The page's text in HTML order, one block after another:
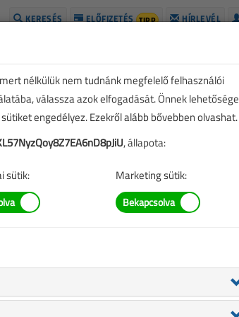
HÍRLEVÉL
ELŐFIZETÉS TIPP
KERESÉS
nélkülük nem tudnánk megfelelő felhasználói
válassza azok elfogadását. Önnek lehetősége
engedélyez. Ezekről alább bővebben olvashat.
, állapota:
sütik: Marketing sütik: